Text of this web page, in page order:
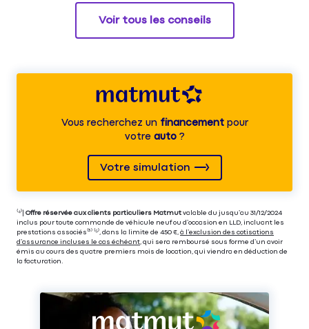
Voir tous les conseils
Vous recherchez unfinancementpour
votre auto?
Votre simulation
⁽⁴⁾| Offre réservée aux clients particuliers Matmut valable du jusqu’au 31/12/2024
inclus pour toute commande de véhicule neuf ou d’occasion en LLD, incluant les
prestations associés⁽³⁾ ⁽⁵⁾, dans la limite de 450 €, à l’exclusion des cotisations
d’assurance incluses le cas échéant, qui sera remboursé sous forme d’un avoir
émis au cours des quatre premiers mois de location, qui viendra en déduction de
la facturation.